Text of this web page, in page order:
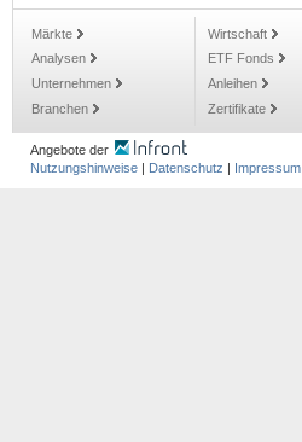
Märkte
Analysen
Unternehmen
Branchen
Wirtschaft
ETF Fonds
Anleihen
Zertifikate
Angebote der
Nutzungshinweise
Datenschutz Impressum